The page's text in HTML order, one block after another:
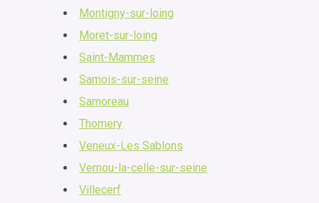
Montigny-sur-loing
Moret-sur-loing
Saint-Mammes
Samois-sur-seine
Samoreau
Thomery
Veneux-Les Sablons
Vernou-la-celle-sur-seine
Villecerf